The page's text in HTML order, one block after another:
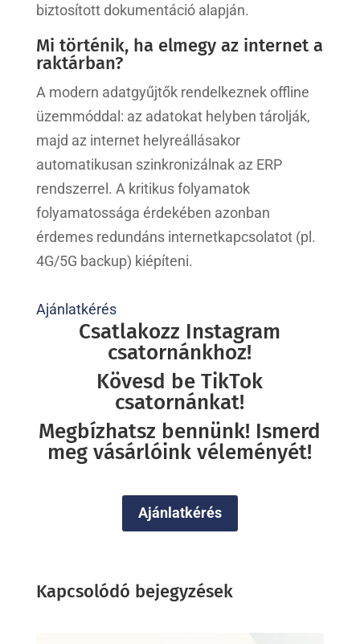
biztosított dokumentáció alapján.
Mi történik, ha elmegy az internet a
raktárban?
A modern adatgyűjtők rendelkeznek offline
üzemmóddal: az adatokat helyben tárolják,
majd az internet helyreállásakor
automatikusan szinkronizálnak az ERP
rendszerrel. A kritikus folyamatok
folyamatossága érdekében azonban
érdemes redundáns internetkapcsolatot (pl.
4G/5G backup) kiépíteni.
Ajánlatkérés
Csatlakozz Instagram
csatornánkhoz!
Kövesd be TikTok
csatornánkat!
Megbízhatsz bennünk! Ismerd
meg vásárlóink véleményét!
Ajánlatkérés
Kapcsolódó bejegyzések